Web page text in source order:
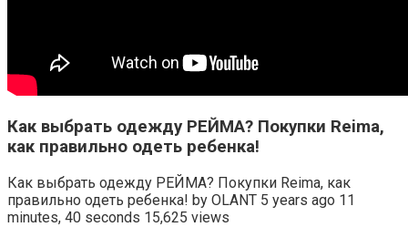
Как выбрать одежду РЕЙМА? Покупки Reima,
как правильно одеть ребенка!
Как выбрать одежду РЕЙМА? Покупки Reima, как
правильно одеть ребенка! by OLANT 5 years ago 11
minutes, 40 seconds 15,625 views